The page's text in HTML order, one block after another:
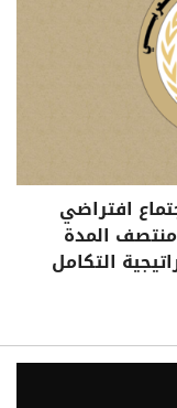
افتراضي
منتصف المدة
التكامل